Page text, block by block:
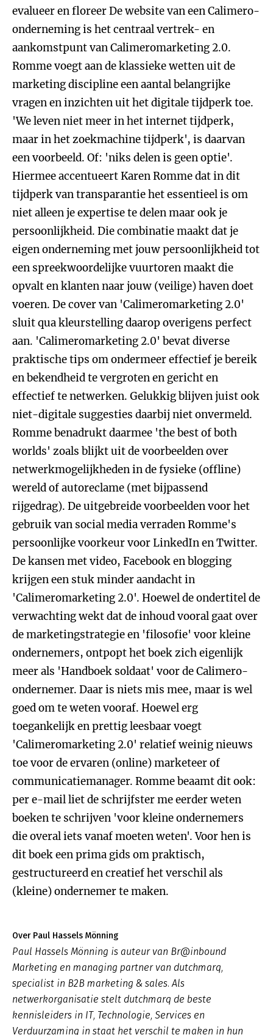
evalueer en floreer De website van een Calimero-
onderneming is het centraal vertrek- en
aankomstpunt van Calimeromarketing 2.0.
Romme voegt aan de klassieke wetten uit de
marketing discipline een aantal belangrijke
vragen en inzichten uit het digitale tijdperk toe.
'We leven niet meer in het internet tijdperk,
maar in het zoekmachine tijdperk', is daarvan
een voorbeeld. Of: 'niks delen is geen optie'.
Hiermee accentueert Karen Romme dat in dit
tijdperk van transparantie het essentieel is om
niet alleen je expertise te delen maar ook je
persoonlijkheid. Die combinatie maakt dat je
eigen onderneming met jouw persoonlijkheid tot
een spreekwoordelijke vuurtoren maakt die
opvalt en klanten naar jouw (veilige) haven doet
voeren. De cover van 'Calimeromarketing 2.0'
sluit qua kleurstelling daarop overigens perfect
aan. 'Calimeromarketing 2.0' bevat diverse
praktische tips om ondermeer effectief je bereik
en bekendheid te vergroten en gericht en
effectief te netwerken. Gelukkig blijven juist ook
niet-digitale suggesties daarbij niet onvermeld.
Romme benadrukt daarmee 'the best of both
worlds' zoals blijkt uit de voorbeelden over
netwerkmogelijkheden in de fysieke (offline)
wereld of autoreclame (met bijpassend
rijgedrag). De uitgebreide voorbeelden voor het
gebruik van social media verraden Romme's
persoonlijke voorkeur voor LinkedIn en Twitter.
De kansen met video, Facebook en blogging
krijgen een stuk minder aandacht in
'Calimeromarketing 2.0'. Hoewel de ondertitel de
verwachting wekt dat de inhoud vooral gaat over
de marketingstrategie en 'filosofie' voor kleine
ondernemers, ontpopt het boek zich eigenlijk
meer als 'Handboek soldaat' voor de Calimero-
ondernemer. Daar is niets mis mee, maar is wel
goed om te weten vooraf. Hoewel erg
toegankelijk en prettig leesbaar voegt
'Calimeromarketing 2.0' relatief weinig nieuws
toe voor de ervaren (online) marketeer of
communicatiemanager. Romme beaamt dit ook:
per e-mail liet de schrijfster me eerder weten
boeken te schrijven 'voor kleine ondernemers
die overal iets vanaf moeten weten'. Voor hen is
dit boek een prima gids om praktisch,
gestructureerd en creatief het verschil als
(kleine) ondernemer te maken.
Over Paul Hassels Mönning
Paul Hassels Mönning is auteur van Br@inbound
Marketing en managing partner van dutchmarq,
specialist in B2B marketing & sales. Als
netwerkorganisatie stelt dutchmarq de beste
kennisleiders in IT, Technologie, Services en
Verduurzaming in staat het verschil te maken in hun